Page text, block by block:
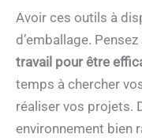
Avoir ces outils à
d’emballage. Pensez
travail pour être
temps à chercher
réaliser vos projets.
environnement bien